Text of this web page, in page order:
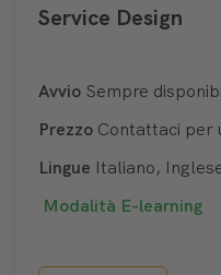
Service Design
Avvio Sempre
Prezzo Contattaci per
Lingue Italiano,
Modalità E-learning